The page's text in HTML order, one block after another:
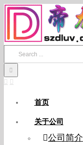
Skip
content
首页
关于公司
公司简介